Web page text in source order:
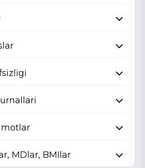
MDlar, BMIlar